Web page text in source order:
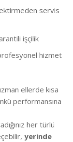
servis
işçilik
hizmet
ellerde kısa
performansına
her türlü
yerinde